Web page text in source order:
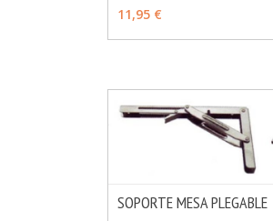
11,95 €
SOPORTE MESA PLEGABLE